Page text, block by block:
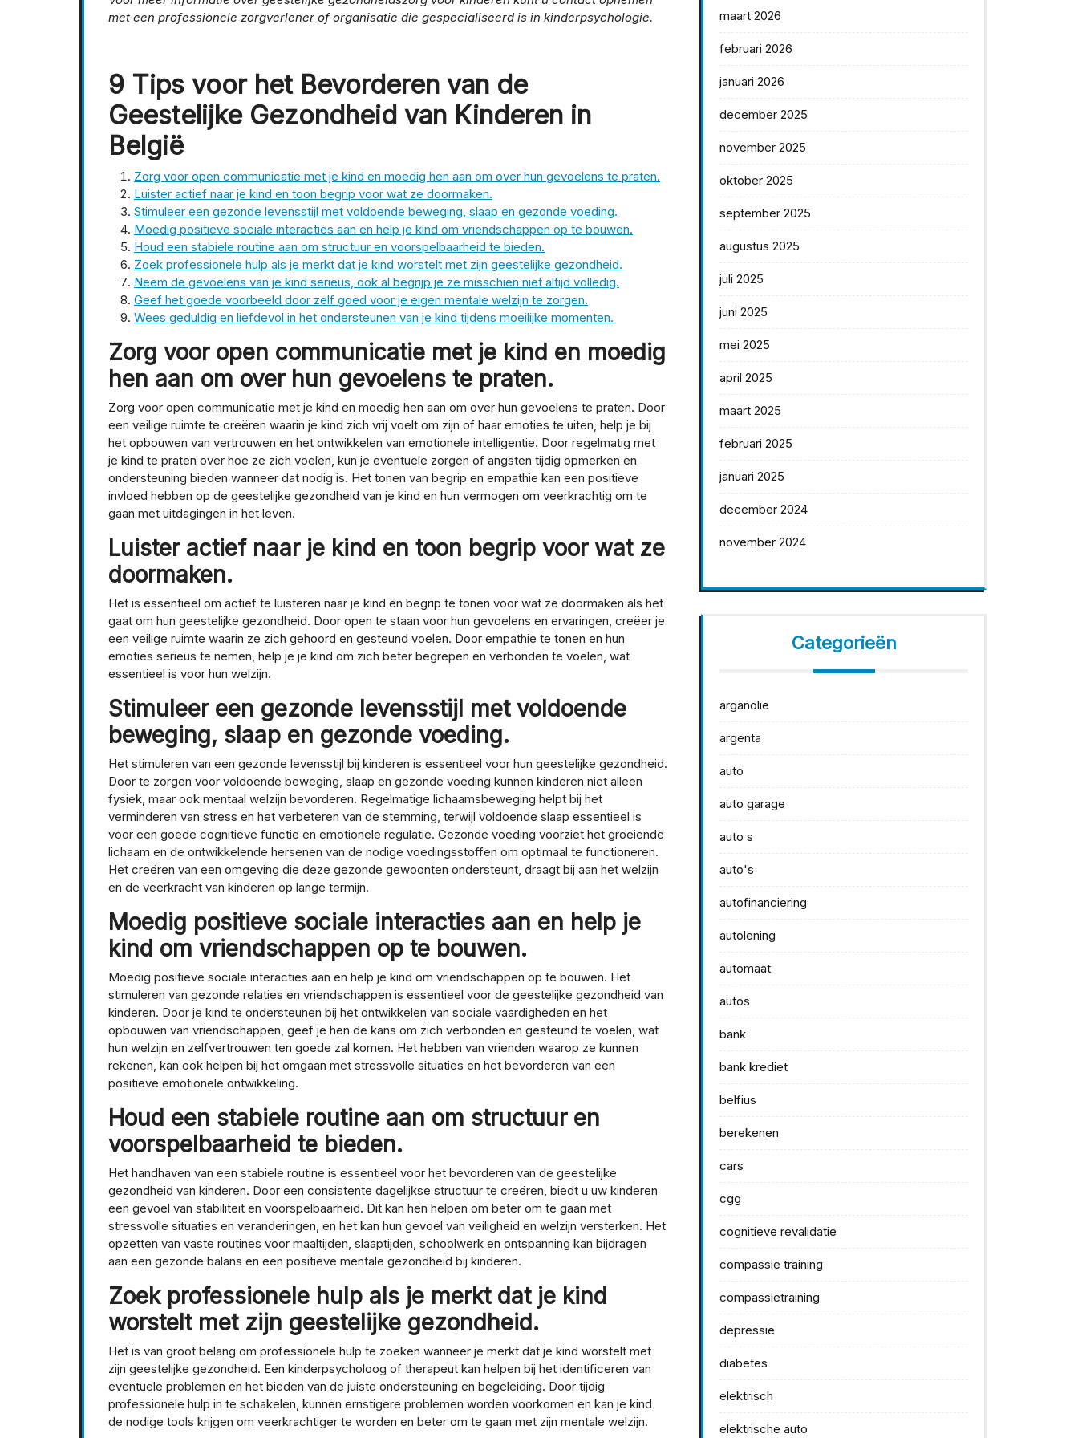
met een professionele zorgverlener of organisatie die gespecialiseerd is in kinderpsychologie.
9 Tips voor het Bevorderen van de
Geestelijke Gezondheid van Kinderen in
België
Zorg voor open communicatie met je kind en moedig hen aan om over hun gevoelens te praten.
Luister actief naar je kind en toon begrip voor wat ze doormaken.
Stimuleer een gezonde levensstijl met voldoende beweging, slaap en gezonde voeding.
Moedig positieve sociale interacties aan en help je kind om vriendschappen op te bouwen.
Houd een stabiele routine aan om structuur en voorspelbaarheid te bieden.
Zoek professionele hulp als je merkt dat je kind worstelt met zijn geestelijke gezondheid.
Neem de gevoelens van je kind serieus, ook al begrijp je ze misschien niet altijd volledig.
Geef het goede voorbeeld door zelf goed voor je eigen mentale welzijn te zorgen.
Wees geduldig en liefdevol in het ondersteunen van je kind tijdens moeilijke momenten.
Zorg voor open communicatie met je kind en moedig
hen aan om over hun gevoelens te praten.
Zorg voor open communicatie met je kind en moedig hen aan om over hun gevoelens te praten. Door
een veilige ruimte te creëren waarin je kind zich vrij voelt om zijn of haar emoties te uiten, help je bij
het opbouwen van vertrouwen en het ontwikkelen van emotionele intelligentie. Door regelmatig met
je kind te praten over hoe ze zich voelen, kun je eventuele zorgen of angsten tijdig opmerken en
ondersteuning bieden wanneer dat nodig is. Het tonen van begrip en empathie kan een positieve
invloed hebben op de geestelijke gezondheid van je kind en hun vermogen om veerkrachtig om te
gaan met uitdagingen in het leven.
Luister actief naar je kind en toon begrip voor wat ze
doormaken.
Het is essentieel om actief te luisteren naar je kind en begrip te tonen voor wat ze doormaken als het
gaat om hun geestelijke gezondheid. Door open te staan voor hun gevoelens en ervaringen, creëer je
een veilige ruimte waarin ze zich gehoord en gesteund voelen. Door empathie te tonen en hun
emoties serieus te nemen, help je je kind om zich beter begrepen en verbonden te voelen, wat
essentieel is voor hun welzijn.
Stimuleer een gezonde levensstijl met voldoende
beweging, slaap en gezonde voeding.
Het stimuleren van een gezonde levensstijl bij kinderen is essentieel voor hun geestelijke gezondheid.
Door te zorgen voor voldoende beweging, slaap en gezonde voeding kunnen kinderen niet alleen
fysiek, maar ook mentaal welzijn bevorderen. Regelmatige lichaamsbeweging helpt bij het
verminderen van stress en het verbeteren van de stemming, terwijl voldoende slaap essentieel is
voor een goede cognitieve functie en emotionele regulatie. Gezonde voeding voorziet het groeiende
lichaam en de ontwikkelende hersenen van de nodige voedingsstoffen om optimaal te functioneren.
Het creëren van een omgeving die deze gezonde gewoonten ondersteunt, draagt bij aan het welzijn
en de veerkracht van kinderen op lange termijn.
Moedig positieve sociale interacties aan en help je
kind om vriendschappen op te bouwen.
Moedig positieve sociale interacties aan en help je kind om vriendschappen op te bouwen. Het
stimuleren van gezonde relaties en vriendschappen is essentieel voor de geestelijke gezondheid van
kinderen. Door je kind te ondersteunen bij het ontwikkelen van sociale vaardigheden en het
opbouwen van vriendschappen, geef je hen de kans om zich verbonden en gesteund te voelen, wat
hun welzijn en zelfvertrouwen ten goede zal komen. Het hebben van vrienden waarop ze kunnen
rekenen, kan ook helpen bij het omgaan met stressvolle situaties en het bevorderen van een
positieve emotionele ontwikkeling.
Houd een stabiele routine aan om structuur en
voorspelbaarheid te bieden.
Het handhaven van een stabiele routine is essentieel voor het bevorderen van de geestelijke
gezondheid van kinderen. Door een consistente dagelijkse structuur te creëren, biedt u uw kinderen
een gevoel van stabiliteit en voorspelbaarheid. Dit kan hen helpen om beter om te gaan met
stressvolle situaties en veranderingen, en het kan hun gevoel van veiligheid en welzijn versterken. Het
opzetten van vaste routines voor maaltijden, slaaptijden, schoolwerk en ontspanning kan bijdragen
aan een gezonde balans en een positieve mentale gezondheid bij kinderen.
Zoek professionele hulp als je merkt dat je kind
worstelt met zijn geestelijke gezondheid.
Het is van groot belang om professionele hulp te zoeken wanneer je merkt dat je kind worstelt met
zijn geestelijke gezondheid. Een kinderpsycholoog of therapeut kan helpen bij het identificeren van
eventuele problemen en het bieden van de juiste ondersteuning en begeleiding. Door tijdig
professionele hulp in te schakelen, kunnen ernstigere problemen worden voorkomen en kan je kind
de nodige tools krijgen om veerkrachtiger te worden en beter om te gaan met zijn mentale welzijn.
maart 2026
februari 2026
januari 2026
december 2025
november 2025
oktober 2025
september 2025
augustus 2025
juli 2025
juni 2025
mei 2025
april 2025
maart 2025
februari 2025
januari 2025
december 2024
november 2024
Categorieën
arganolie
argenta
auto
auto garage
auto s
auto's
autofinanciering
autolening
automaat
autos
bank
bank krediet
belfius
berekenen
cars
cgg
cognitieve revalidatie
compassie training
compassietraining
depressie
diabetes
elektrisch
elektrische auto